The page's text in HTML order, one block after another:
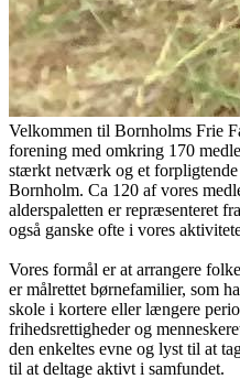
Velkommen til Bornholms Frie
forening med omkring 170
stærkt netværk og et
Bornholm. Ca 120 af vores
alderspaletten er repræsenteret
også ganske ofte i vores
Vores formål er at arrangere
er målrettet børnefamilier, som
skole i kortere eller længere
frihedsrettigheder og
den enkeltes evne og lyst til at
til at deltage aktivt i samfundet.